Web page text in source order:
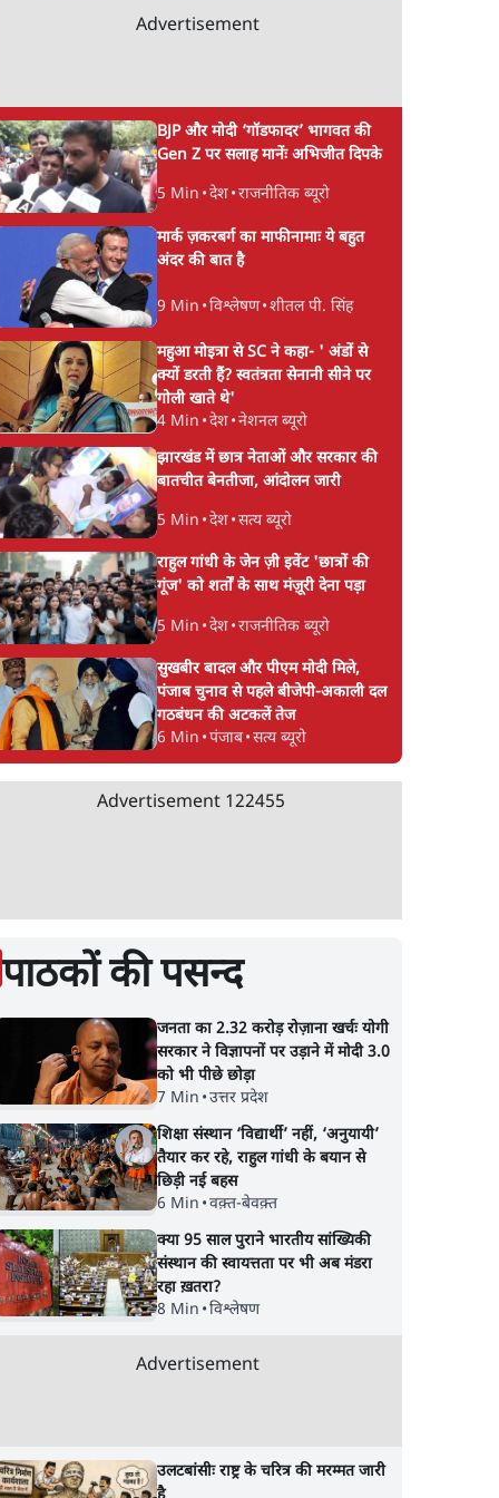
Advertisement
BJP और मोदी ‘गॉडफादर’ भागवत की
Gen Z पर सलाह मानेंः अभिजीत दिपके
5 Min •देश•राजनीतिक ब्यूरो
मार्क ज़करबर्ग का माफीनामाः ये बहुत
अंदर की बात है
9 Min •विश्लेषण•शीतल पी. सिंह
महुआ मोइत्रा से SC ने कहा- ' अंडों से
क्यों डरती हैं? स्वतंत्रता सेनानी सीने पर
गोली खाते थे'
4 Min •देश•नेशनल ब्यूरो
झारखंड में छात्र नेताओं और सरकार की
बातचीत बेनतीजा, आंदोलन जारी
5 Min •देश•सत्य ब्यूरो
राहुल गांधी के जेन ज़ी इवेंट 'छात्रों की
गूंज' को शर्तों के साथ मंज़ूरी देना पड़ा
5 Min •देश•राजनीतिक ब्यूरो
सुखबीर बादल और पीएम मोदी मिले,
पंजाब चुनाव से पहले बीजेपी-अकाली दल
गठबंधन की अटकलें तेज
6 Min •पंजाब•सत्य ब्यूरो
Advertisement 122455
पाठकों की पसन्द
जनता का 2.32 करोड़ रोज़ाना खर्चः योगी
सरकार ने विज्ञापनों पर उड़ाने में मोदी 3.0
को भी पीछे छोड़ा
7 Min •उत्तर प्रदेश
शिक्षा संस्थान ‘विद्यार्थी’ नहीं, ‘अनुयायी’
तैयार कर रहे, राहुल गांधी के बयान से
छिड़ी नई बहस
6 Min •वक़्त-बेवक़्त
क्या 95 साल पुराने भारतीय सांख्यिकी
संस्थान की स्वायत्तता पर भी अब मंडरा
रहा ख़तरा?
8 Min •विश्लेषण
Advertisement
उलटबांसीः राष्ट्र के चरित्र की मरम्मत जारी